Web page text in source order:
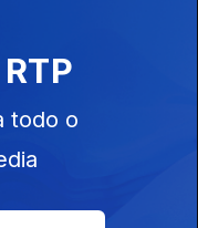
Benfica"
todo o